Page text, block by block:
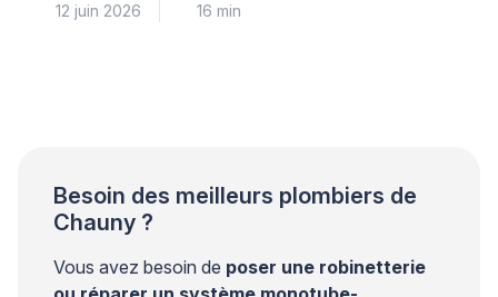
simples, à commencer par la coupure systématique
12 juin 2026 16 min
Besoin des meilleurs plombiers de
Chauny ?
Vous avez besoin de poser une robinetterie